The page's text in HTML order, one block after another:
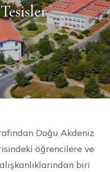
Doğu Akdeniz
öğrencilere ve
biri